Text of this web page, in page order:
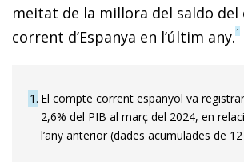
meitat de la millora del saldo del
corrent d’Espanya en l’últim any.1
1 El compte corrent espanyol va
2,6% del PIB al març del 2024, en
l’any anterior (dades acumulades de